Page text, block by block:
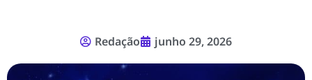
Redação junho 29, 2026